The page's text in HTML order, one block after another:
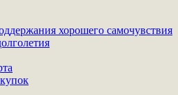
хорошего самочувствия